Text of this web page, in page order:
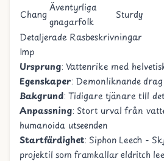
Chang
Äventyrliga
gnagarfolk
Sturdy
Detaljerade Rasbeskrivningar
Imp
Ursprung: Vattenrike med
Egenskaper: Demonliknande
Bakgrund: Tidigare tjänare till
Anpassning: Stort urval från
humanoida utseenden
Startfärdighet: Siphon Leech -
projektil som framkallar eldritch